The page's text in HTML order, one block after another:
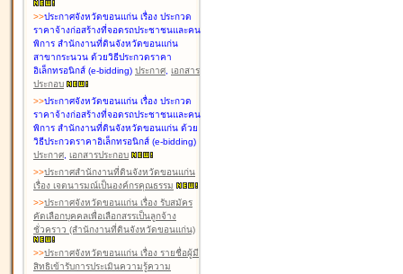
>>ประกาศจังหวัดขอนแก่น เรื่อง ประกวด
ราคาจ้างก่อสร้างที่จอดรถประชาชนและคน
พิการ สำนักงานที่ดินจังหวัดขอนแก่น
สาขากระนวน ด้วยวิธีประกวดราคา
อิเล็กทรอนิกส์ (e-bidding) ประกาศ, เอกสาร
ประกอบ
>>ประกาศจังหวัดขอนแก่น เรื่อง ประกวด
ราคาจ้างก่อสร้างที่จอดรถประชาชนและคน
พิการ สำนักงานที่ดินจังหวัดขอนแก่น ด้วย
วิธีประกวดราคาอิเล็กทรอนิกส์ (e-bidding)
ประกาศ, เอกสารประกอบ
>>ประกาศสำนักงานที่ดินจังหวัดขอนแก่น
เรื่อง เจตนารมณ์เป็นองค์กรคุณธรรม
>>ประกาศจังหวัดขอนแก่น เรื่อง รับสมัคร
คัดเลือกบุคคลเพื่อเลือกสรรเป็นลูกจ้าง
ชั่วคราว (สำนักงานที่ดินจังหวัดขอนแก่น)
>>ประกาศจังหวัดขอนแก่น เรื่อง รายชื่อผู้มี
สิทธิเข้ารับการประเมินความรู้ความ